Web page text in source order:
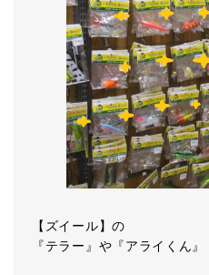
【ズイール】の
『テラー』や『アライくん』